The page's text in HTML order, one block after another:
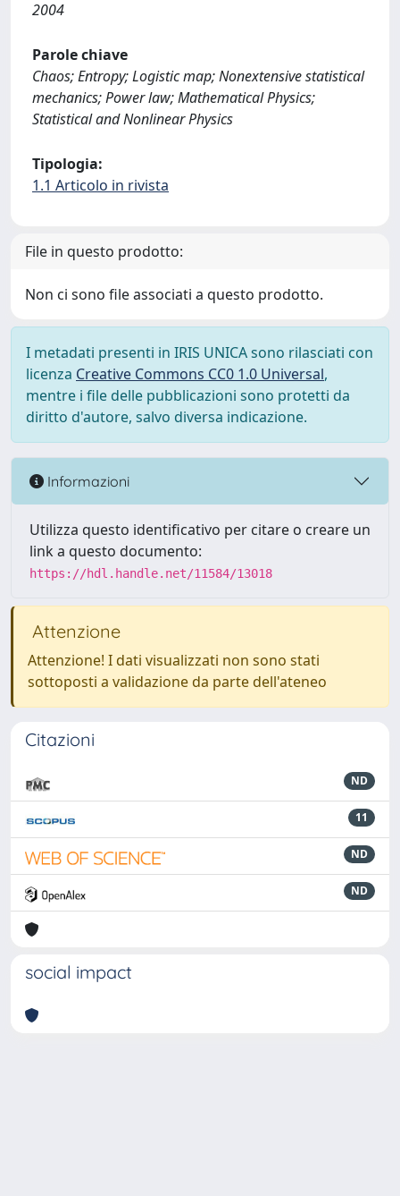
2004
Parole chiave
Chaos; Entropy; Logistic map; Nonextensive statistical
mechanics; Power law; Mathematical Physics;
Statistical and Nonlinear Physics
Tipologia:
1.1 Articolo in rivista
File in questo prodotto:
Non ci sono file associati a questo prodotto.
I metadati presenti in IRIS UNICA sono rilasciati con
licenza Creative Commons CC0 1.0 Universal,
mentre i file delle pubblicazioni sono protetti da
diritto d'autore, salvo diversa indicazione.
Informazioni
Utilizza questo identificativo per citare o creare un
link a questo documento:
https://hdl.handle.net/11584/13018
Attenzione
Attenzione! I dati visualizzati non sono stati
sottoposti a validazione da parte dell'ateneo
Citazioni
ND
11
ND
ND
social impact